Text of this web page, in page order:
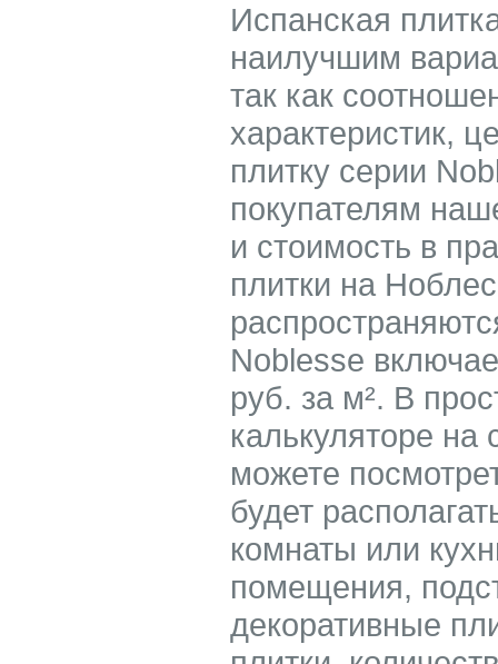
Испанская
наилучшим
так как
характеристик,
плитку серии
покупателям
и стоимость в
плитки на
Noblesse
руб. за м². В
калькуляторе на
можете
будет
комнаты или
помещения,
декоративные